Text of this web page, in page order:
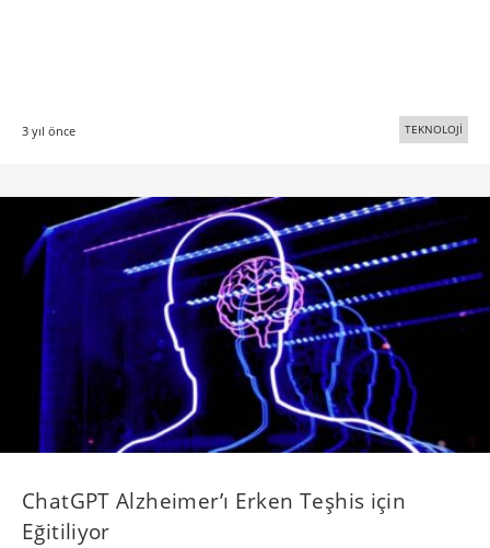
3 yıl önce TEKNOLOJİ
ChatGPT Alzheimer’ı Erken Teşhis için
Eğitiliyor